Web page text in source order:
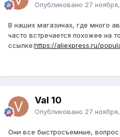
Опубликовано 27
В наших магазинах, где много
часто встречается похожее на
ссылке:https://aliexpress.ru/
Val 10
Опубликовано 27
Они все быстросъемные, вопрос